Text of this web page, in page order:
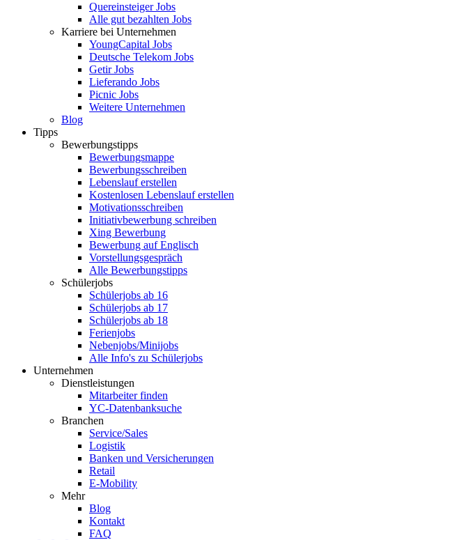
Quereinsteiger Jobs
Alle gut bezahlten Jobs
Karriere bei Unternehmen
YoungCapital Jobs
Deutsche Telekom Jobs
Getir Jobs
Lieferando Jobs
Picnic Jobs
Weitere Unternehmen
Blog
Tipps
Bewerbungstipps
Bewerbungsmappe
Bewerbungsschreiben
Lebenslauf erstellen
Kostenlosen Lebenslauf erstellen
Motivationsschreiben
Initiativbewerbung schreiben
Xing Bewerbung
Bewerbung auf Englisch
Vorstellungsgespräch
Alle Bewerbungstipps
Schülerjobs
Schülerjobs ab 16
Schülerjobs ab 17
Schülerjobs ab 18
Ferienjobs
Nebenjobs/Minijobs
Alle Info's zu Schülerjobs
Unternehmen
Dienstleistungen
Mitarbeiter finden
YC-Datenbanksuche
Branchen
Service/Sales
Logistik
Banken und Versicherungen
Retail
E-Mobility
Mehr
Blog
Kontakt
FAQ